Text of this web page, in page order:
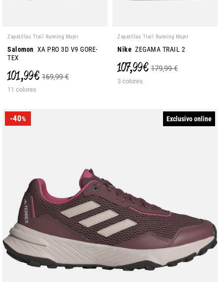
Zapatillas Trail Running Mujer
Salomon XA PRO 3D V9 GORE-
TEX
101,99 € 169,99 €
11 colores
Zapatillas Trail Running Mujer
Nike ZEGAMA TRAIL 2
107,99 € 179,99 €
3 colores
-40% Exclusivo online